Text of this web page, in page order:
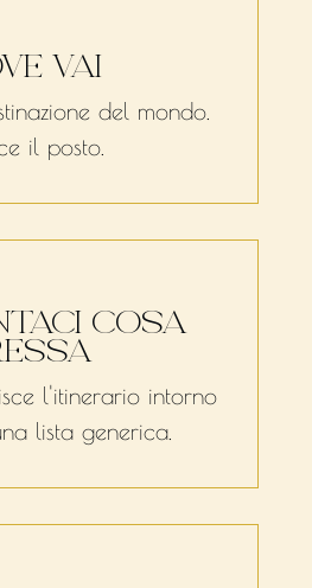
VAI
del mondo.
il posto.
COSA
l'itinerario intorno
lista generica.